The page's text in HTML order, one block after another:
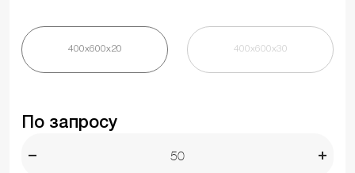
400х600х20 400х600х30
По запросу